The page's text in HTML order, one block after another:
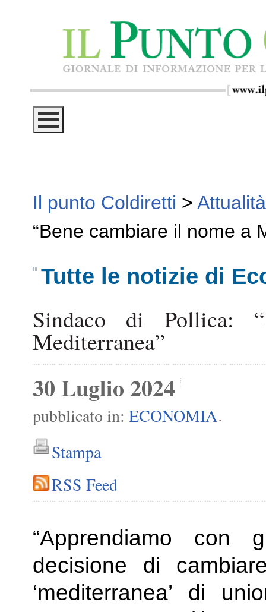
Il punto Coldiretti > Attualità
“Bene cambiare il nome a
Tutte le notizie di
Sindaco di Pollica:
Mediterranea”
30 Luglio 2024
pubblicato in: ECONOMIA -
Stampa
RSS Feed
“Apprendiamo con
decisione di
‘mediterranea’ di